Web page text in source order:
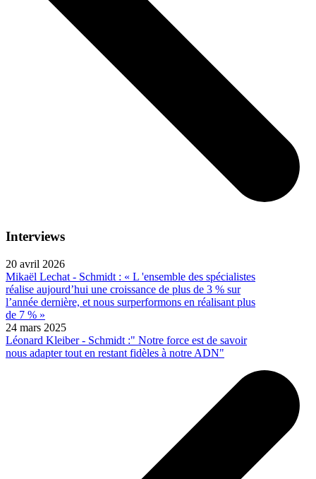
Interviews
20 avril 2026
Mikaël Lechat - Schmidt : « L 'ensemble des spécialistes
réalise aujourd’hui une croissance de plus de 3 % sur
l’année dernière, et nous surperformons en réalisant plus
de 7 % »
24 mars 2025
Léonard Kleiber - Schmidt :" Notre force est de savoir
nous adapter tout en restant fidèles à notre ADN"